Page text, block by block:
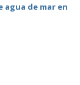
de mar en